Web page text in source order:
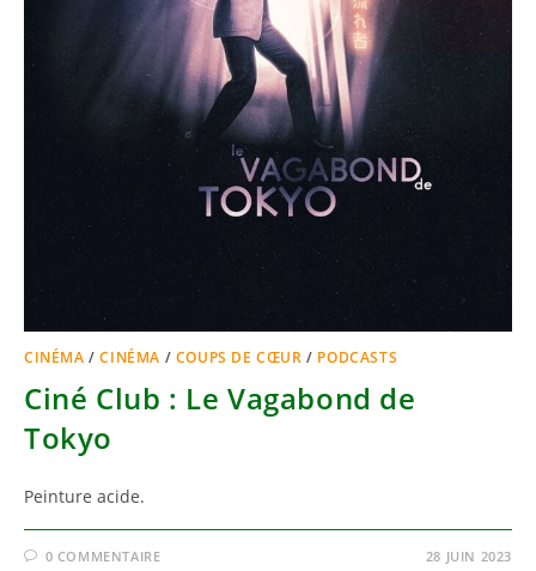
CINÉMA /CINÉMA / COUPS DE CŒUR / PODCASTS
Ciné Club : Le Vagabond de
Tokyo
Peinture acide.
0 COMMENTAIRE 28 JUIN 2023